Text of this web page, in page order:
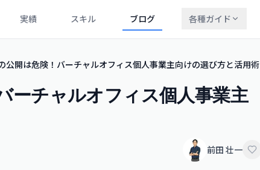
実績 スキル ブログ 各種ガイド
公開は危険！バーチャルオフィス個人事業主向けの選び方と活用術
ーチャルオフィス個人事業主
前田 壮一